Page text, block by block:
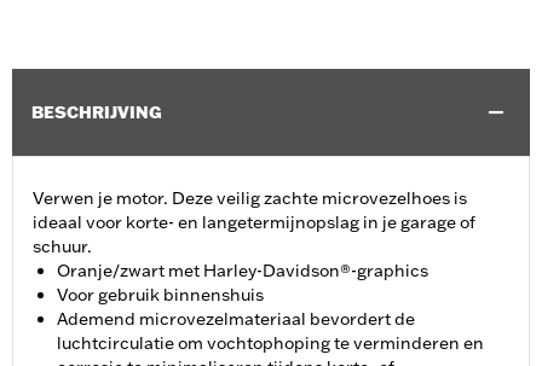
BESCHRIJVING
Verwen je motor. Deze veilig zachte microvezelhoes is
ideaal voor korte- en langetermijnopslag in je garage of
schuur.
Oranje/zwart met Harley-Davidson®-graphics
Voor gebruik binnenshuis
Ademend microvezelmateriaal bevordert de
luchtcirculatie om vochtophoping te verminderen en